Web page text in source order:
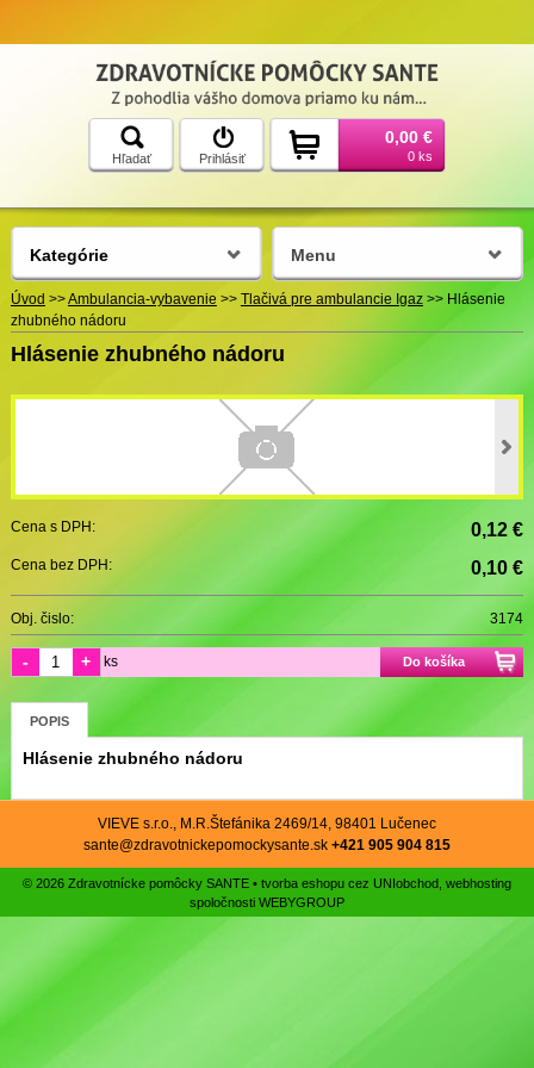
Hľadať Prihlásiť
0,00 €
0 ks
Úvod >>Ambulancia-vybavenie >> Tlačivá pre ambulancie Igaz >> Hlásenie
zhubného nádoru
Hlásenie zhubného nádoru
Cena s DPH: 0,12 €
Cena bez DPH: 0,10 €
Obj. čislo: 3174
Do košíka
- + ks
POPIS
Hlásenie zhubného nádoru
Kategórie Menu
VIEVE s.r.o., M.R.Štefánika 2469/14, 98401 Lučenec
sante@zdravotnickepomockysante.sk +421 905 904 815
© 2026 Zdravotnícke pomôcky SANTE • tvorba eshopu cez UNIobchod webhosting
spoločnosti WEBYGROUP